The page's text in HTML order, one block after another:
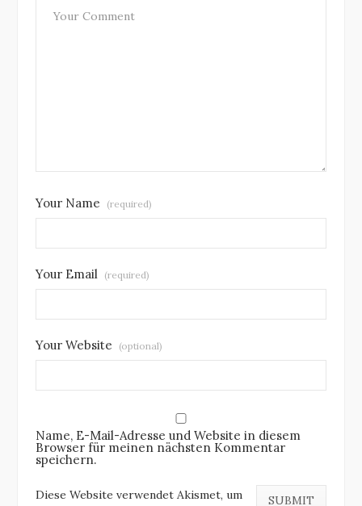
Your Name (required)
Your Email (required)
Your Website (optional)
Name, E-Mail-Adresse und Website in diesem
Browser für meinen nächsten Kommentar
speichern.
Diese Website verwendet Akismet, um